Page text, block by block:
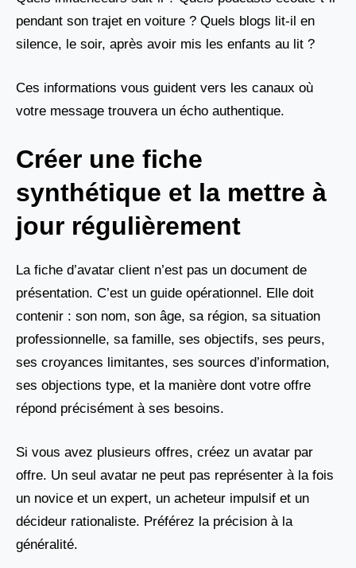
pendant son trajet en voiture ? Quels blogs lit-il en
silence, le soir, après avoir mis les enfants au lit ?
Ces informations vous guident vers les canaux où
votre message trouvera un écho authentique.
Créer une fiche
synthétique et la mettre à
jour régulièrement
La fiche d’avatar client n’est pas un document de
présentation. C’est un guide opérationnel. Elle doit
contenir : son nom, son âge, sa région, sa situation
professionnelle, sa famille, ses objectifs, ses peurs,
ses croyances limitantes, ses sources d’information,
ses objections type, et la manière dont votre offre
répond précisément à ses besoins.
Si vous avez plusieurs offres, créez un avatar par
offre. Un seul avatar ne peut pas représenter à la fois
un novice et un expert, un acheteur impulsif et un
décideur rationaliste. Préférez la précision à la
généralité.